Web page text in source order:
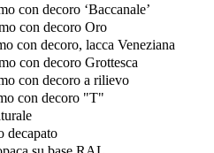
con decoro ‘Baccanale’
con decoro Oro
con decoro, lacca Veneziana
con decoro Grottesca
con decoro a rilievo
con decoro "T"
decapato